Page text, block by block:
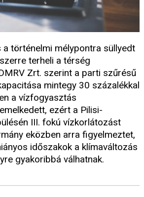
történelmi mélypontra süllyedt
terheli a térség
Zrt. szerint a parti szűrésű
mintegy 30 százalékkal
a vízfogyasztás
ezért a Pilisi-
III. fokú vízkorlátozást
eközben arra figyelmeztet,
időszakok a klímaváltozás
gyakoribbá válhatnak.